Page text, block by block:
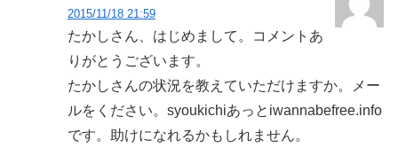
2015/11/18 21:59
たかしさん、はじめまして。コメントあ
りがとうございます。
たかしさんの状況を教えていただけますか。メー
ルをください。syoukichiあっとiwannabefree.info
です。助けになれるかもしれません。